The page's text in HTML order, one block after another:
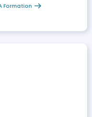
Formation